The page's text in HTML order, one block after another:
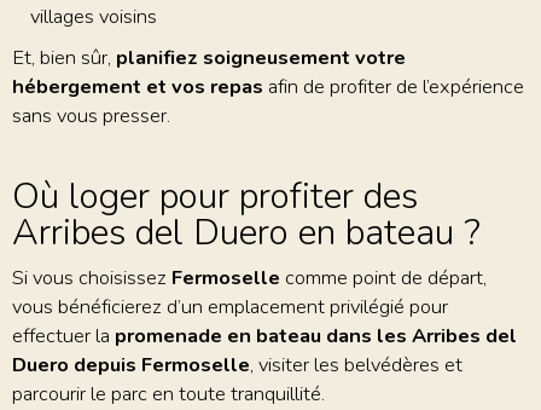
villages voisins
Et, bien sûr, planifiez soigneusement votre
hébergement et vos repas afin de profiter de l’expérience
sans vous presser.
Où loger pour profiter des
Arribes del Duero en bateau ?
Si vous choisissez Fermoselle comme point de départ,
vous bénéficierez d’un emplacement privilégié pour
effectuer la promenade en bateau dans les Arribes del
Duero depuis Fermoselle, visiter les belvédères et
parcourir le parc en toute tranquillité.